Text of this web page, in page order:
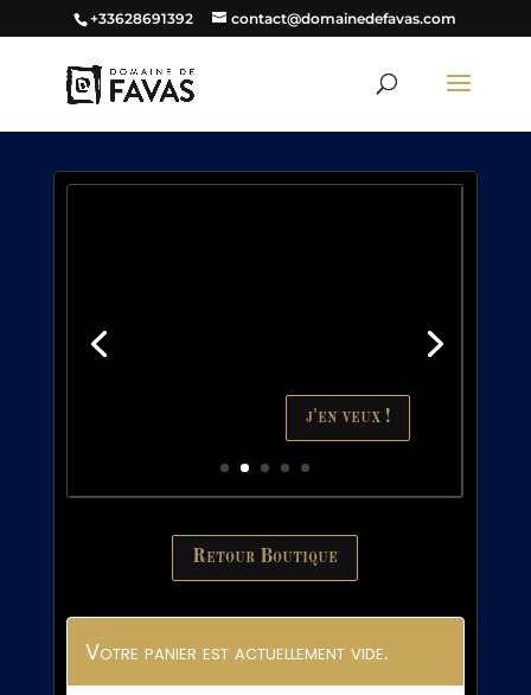
+33628691392 contact@domainedefavas.com
j'en veux !
Retour Boutique
Votre panier est actuellement vide.